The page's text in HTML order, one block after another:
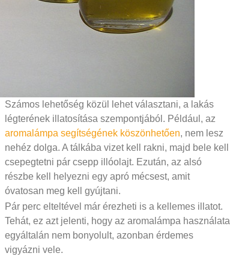
Számos lehetőség közül lehet választani, a lakás
légterének illatosítása szempontjából. Például, az
aromalámpa segítségének köszönhetően, nem lesz
nehéz dolga. A tálkába vizet kell rakni, majd bele kell
csepegtetni pár csepp illóolajt. Ezután, az alsó
részbe kell helyezni egy apró mécsest, amit
óvatosan meg kell gyújtani.
Pár perc elteltével már érezheti is a kellemes illatot.
Tehát, ez azt jelenti, hogy az aromalámpa használata
egyáltalán nem bonyolult, azonban érdemes
vigyázni vele.